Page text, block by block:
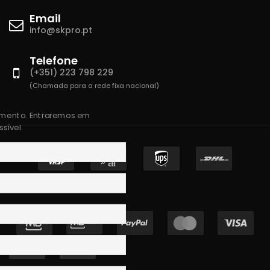
Email
info@skpro.pt
Telefone
(+351) 223 798 229
(Chamada para a rede fixa nacional)
Entraremos em